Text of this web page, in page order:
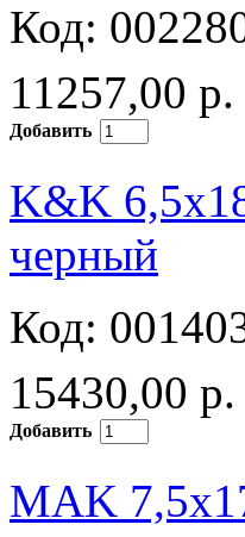
Код:
11257,00 р.
Добавить
K&K
черный
Код:
15430,00 р.
Добавить
MAK